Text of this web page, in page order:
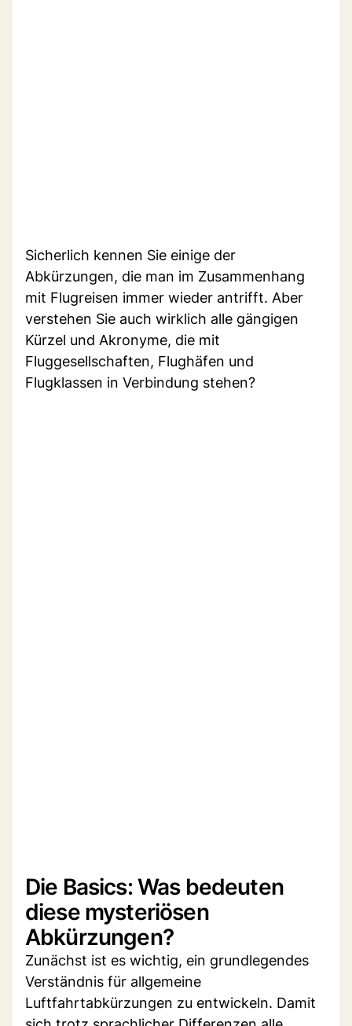
Sicherlich kennen Sie einige der
Abkürzungen, die man im Zusammenhang
mit Flugreisen immer wieder antrifft. Aber
verstehen Sie auch wirklich alle gängigen
Kürzel und Akronyme, die mit
Fluggesellschaften, Flughäfen und
Flugklassen in Verbindung stehen?
Die Basics: Was bedeuten
diese mysteriösen
Abkürzungen?
Zunächst ist es wichtig, ein grundlegendes
Verständnis für allgemeine
Luftfahrtabkürzungen zu entwickeln. Damit